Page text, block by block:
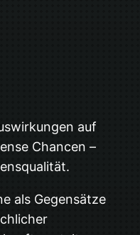
auf
Chancen –
als Gegensätze